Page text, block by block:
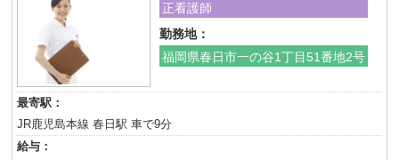
正看護師
勤務地：
福岡県春日市一の谷1丁目51番地2号
最寄駅：
JR鹿児島本線 春日駅 車で9分
給与：